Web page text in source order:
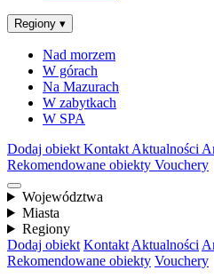
Regiony ▾
Nad morzem
W górach
Na Mazurach
W zabytkach
W SPA
Dodaj obiekt Kontakt Aktualności
Rekomendowane obiekty Vouchery
Województwa
Miasta
Regiony
Dodaj obiekt Kontakt Aktualności
Rekomendowane obiekty Vouchery